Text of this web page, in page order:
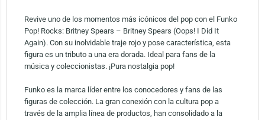
Revive uno de los momentos más icónicos del pop con el Funko
Pop! Rocks: Britney Spears – Britney Spears (Oops! I Did It
Again). Con su inolvidable traje rojo y pose característica, esta
figura es un tributo a una era dorada. Ideal para fans de la
música y coleccionistas. ¡Pura nostalgia pop!
Funko es la marca líder entre los conocedores y fans de las
figuras de colección. La gran conexión con la cultura pop a
través de la amplia línea de productos, han consolidado a la